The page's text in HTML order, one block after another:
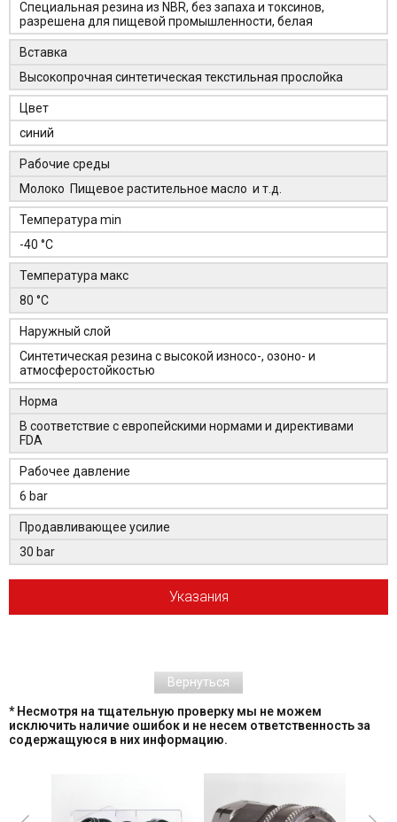
Специальная резина из NBR, без запаха и токсинов,
разрешена для пищевой промышленности, белая
Вставка
Высокопрочная синтетическая текстильная прослойка
Цвет
синий
Рабочие среды
Молоко Пищевое растительное масло и т.д.
Температура min
-40 °C
Температура макс
80 °C
Наружный слой
Синтетическая резина с высокой износо-, озоно- и
атмосферостойкостью
Норма
В соответствие с европейскими нормами и директивами
FDA
Рабочее давление
6 bar
Продавливающее усилие
30 bar
Указания
Вернуться
* Несмотря на тщательную проверку мы не можем
исключить наличие ошибок и не несем ответственность за
содержащуюся в них информацию.